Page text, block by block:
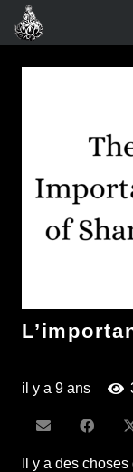
il y a 9 ans
Il y a des